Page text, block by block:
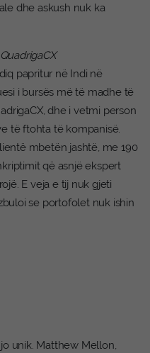
dhe askush nuk ka
papritur në Indi në
i bursës më të madhe të
dhe i vetmi person
të ftohta të kompanisë.
mbetën jashtë, me 190
që asnjë ekspert
E veja e tij nuk gjeti
se portofolet nuk ishin
unik. Matthew Mellon,